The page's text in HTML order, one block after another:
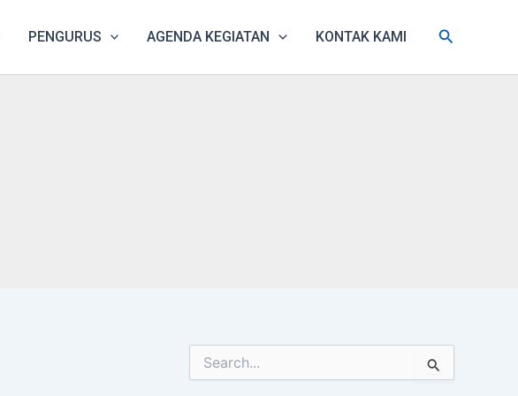
PENGURUS AGENDA KEGIATAN KONTAK KAMI Search
e